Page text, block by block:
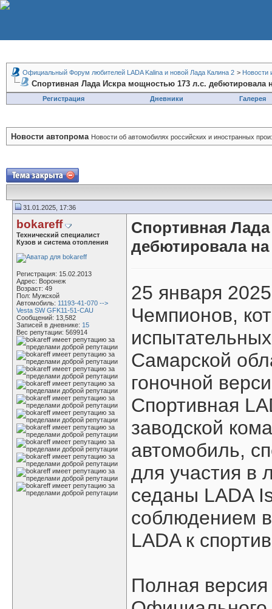
Официальный Форум любителей LADA Kalina и новой Лада Калина 2 > Новости
Спортивная Лада Искра мощностью 173 л.с. дебютировала
Регистрация Дневники Галерея
Новости автопрома Новости об автомобилях российских и иностранных
31.01.2025, 17:36
bokareff
Технический специалист
Кузов и система отопления
Регистрация: 15.02.2013
Адрес: Воронеж
Возраст: 49
Пол: Мужской
Автомобиль: 11193-41-070 -->
Vesta SW GFK11-51-CAU
Сообщений: 13,582
Записей в дневнике: 15
Вес репутации: 569914
Спортивная
дебютировала
25 января
Чемпионов,
Самарской
гоночной
Спортивная
заводской
автомобиль,
для участия в
седаны LADA
соблюдением
LADA к
Полная